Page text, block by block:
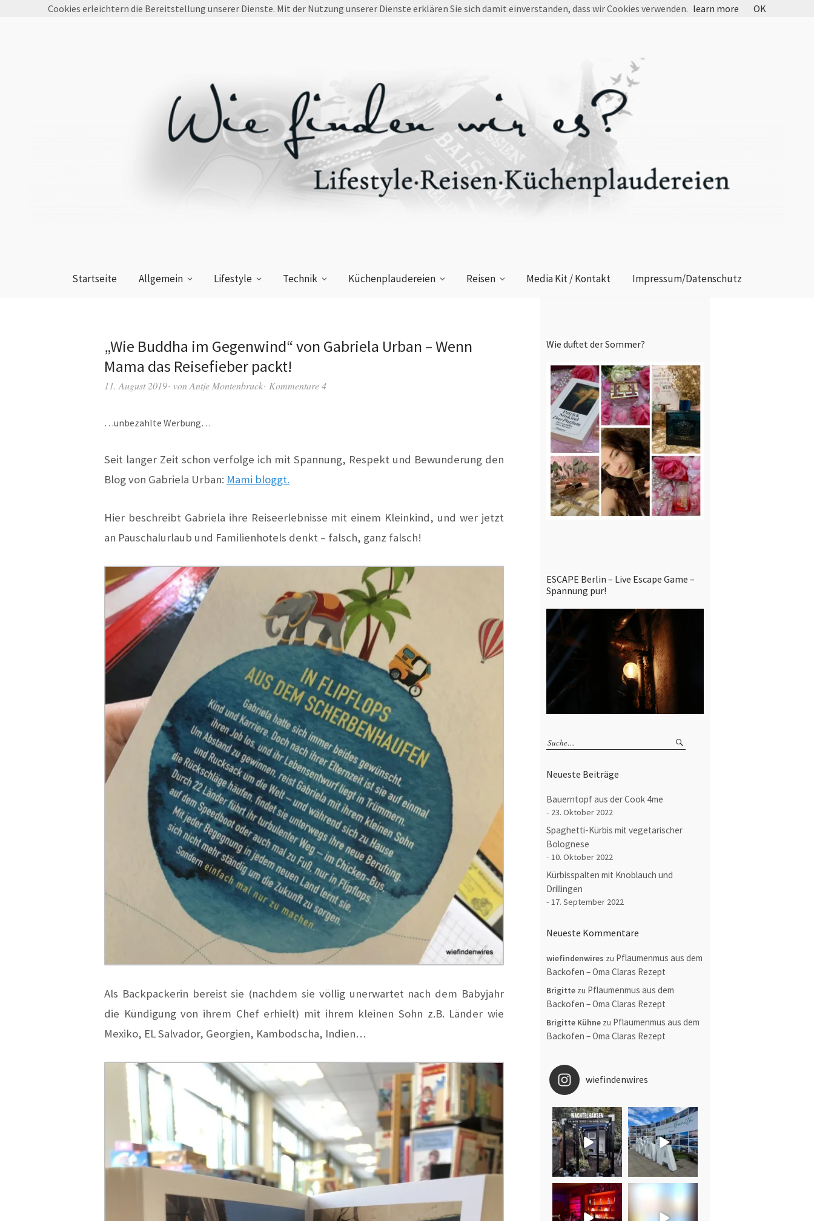
Startseite Allgemein Lifestyle Technik Küchenplaudereien Reisen Media Kit / Kontakt Impressum/Datenschutz
„Wie Buddha im Gegenwind“ von Gabriela Urban – Wenn
Mama das Reisefieber packt!
11. August 2019 vonAntje Montenbruck Kommentare 4
…unbezahlte Werbung…
Seit langer Zeit schon verfolge ich mit Spannung, Respekt und Bewunderung den
Blog von Gabriela Urban: Mami bloggt.
Hier beschreibt Gabriela ihre Reiseerlebnisse mit einem Kleinkind, und wer jetzt
an Pauschalurlaub und Familienhotels denkt – falsch, ganz falsch!
Als Backpackerin bereist sie (nachdem sie völlig unerwartet nach dem Babyjahr
die Kündigung von ihrem Chef erhielt) mit ihrem kleinen Sohn z.B. Länder wie
Mexiko, EL Salvador, Georgien, Kambodscha, Indien…
Wie duftet der Sommer?
ESCAPE Berlin – Live Escape Game –
Spannung pur!
Neueste Beiträge
Bauerntopf aus der Cook 4me
23. Oktober 2022
Spaghetti-Kürbis mit vegetarischer
Bolognese
10. Oktober 2022
Kürbisspalten mit Knoblauch und
Drillingen
17. September 2022
Neueste Kommentare
wiefindenwires zu Pflaumenmus aus dem
Backofen – Oma Claras Rezept
Brigitte zu Pflaumenmus aus dem
Backofen – Oma Claras Rezept
Brigitte Kühne zu Pflaumenmus aus dem
Backofen – Oma Claras Rezept
wiefindenwires
Cookies erleichtern die Bereitstellung unserer Dienste. Mit der Nutzung unserer Dienste erklären Sie sich damit einverstanden, dass wir Cookies verwenden. learn more OK